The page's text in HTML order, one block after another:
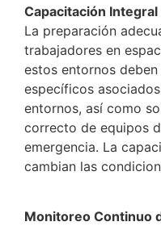
Capacitación
La preparación
trabajadores en
estos entornos
específicos
entornos, así como
correcto de equipos
emergencia. La
cambian las
Monitoreo Continuo